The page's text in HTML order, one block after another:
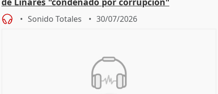
Sonido Totales 30/07/2026